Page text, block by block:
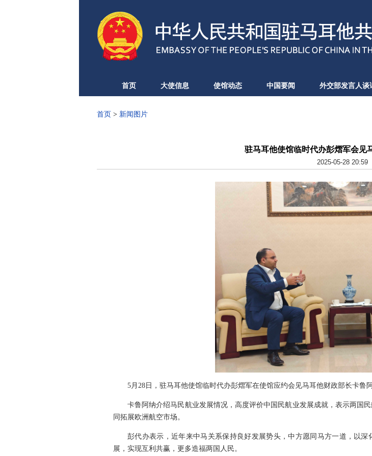
首页 大使信息 使馆动态 中国要闻 外交部发言人谈
首页 > 新闻图片
驻马耳他使馆临时代办彭熠军会见
2025-05-28 20:59
5月28日，驻马耳他使馆临时代办彭熠军在使馆应约会见马耳他财政部长卡鲁阿
卡鲁阿纳介绍马民航业发展情况，高度评价中国民航业发展成就，表示两国
同拓展欧洲航空市场。
彭代办表示，近年来中马关系保持良好发展势头，中方愿同马方一道，以
展，实现互利共赢，更多造福两国人民。